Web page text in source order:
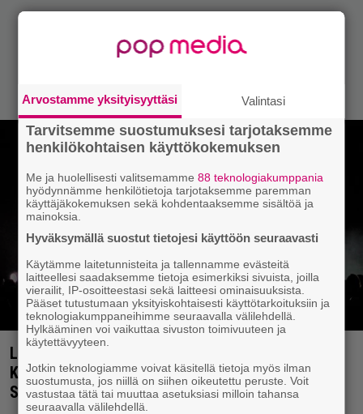
Livearvio: Tummasävyistä metallia Helsingin
Kulttuuritalossa – Katatonia oli mainio mutta
Sólstafir ei, Somissa riitti potkua
Arvostamme yksityisyyttäsi Valintasi
Tarvitsemme suostumuksesi tarjotaksemme
henkilökohtaisen käyttökokemuksen
Me ja huolellisesti valitsemamme88 teknologiakumppania
hyödynnämme henkilötietoja tarjotaksemme paremman
käyttäjäkokemuksen sekä kohdentaaksemme sisältöä ja
mainoksia.
Hyväksymällä suostut tietojesi käyttöön seuraavasti
Käytämme laitetunnisteita ja tallennamme evästeitä
laitteellesi saadaksemme tietoja esimerkiksi sivuista, joilla
vierailit, IP-osoitteestasi sekä laitteesi ominaisuuksista.
Pääset tutustumaan yksityiskohtaisesti käyttötarkoituksiin ja
teknologiakumppaneihimme seuraavalla välilehdellä.
Hylkääminen voi vaikuttaa sivuston toimivuuteen ja
käytettävyyteen.
Jotkin teknologiamme voivat käsitellä tietoja myös ilman
suostumusta, jos niillä on siihen oikeutettu peruste. Voit
vastustaa tätä tai muuttaa asetuksiasi milloin tahansa
seuraavalla välilehdellä.